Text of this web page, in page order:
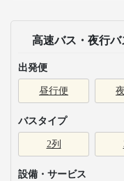
高速バス・夜行
出発便
昼行便
バスタイプ
2列
設備・サービス